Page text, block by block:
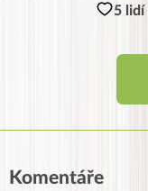
5 lidí
Komentáře